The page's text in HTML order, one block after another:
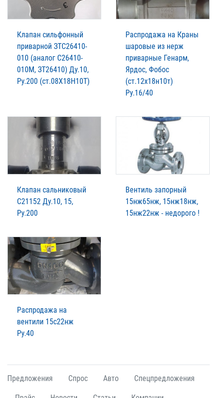
Клапан сильфонный
приварной ЗТС26410-
010 (аналог С26410-
010М, ЗТ26410) Ду.10,
Ру.200 (ст.08Х18Н10Т)
Распродажа на Краны
шаровые из нерж
приварные Генарм,
Ярдос, Фобос
(ст.12х18н10т)
Ру.16/40
Клапан сальниковый
С21152 Ду.10, 15,
Ру.200
Вентиль запорный
15нж65нж, 15нж18нж,
15нж22нж - недорого !
Распродажа на
вентили 15с22нж
Ру.40
Предложения Спрос Авто Спецпредложения